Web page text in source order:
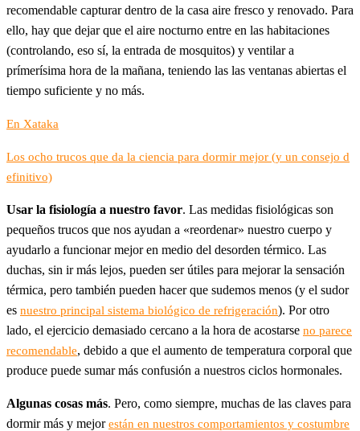
recomendable capturar dentro de la casa aire fresco y renovado. Para
ello, hay que dejar que el aire nocturno entre en las habitaciones
(controlando, eso sí, la entrada de mosquitos) y ventilar a
prímerísima hora de la mañana, teniendo las las ventanas abiertas el
tiempo suficiente y no más.
En Xataka
Los ocho trucos que da la ciencia para dormir mejor (y un consejo d
efinitivo)
Usar la fisiología a nuestro favor. Las medidas fisiológicas son
pequeños trucos que nos ayudan a «reordenar» nuestro cuerpo y
ayudarlo a funcionar mejor en medio del desorden térmico. Las
duchas, sin ir más lejos, pueden ser útiles para mejorar la sensación
térmica, pero también pueden hacer que sudemos menos (y el sudor
es nuestro principal sistema biológico de refrigeración). Por otro
lado, el ejercicio demasiado cercano a la hora de acostarse no parece
recomendable, debido a que el aumento de temperatura corporal que
produce puede sumar más confusión a nuestros ciclos hormonales.
Algunas cosas más. Pero, como siempre, muchas de las claves para
dormir más y mejorestán en nuestros comportamientos y costumbre